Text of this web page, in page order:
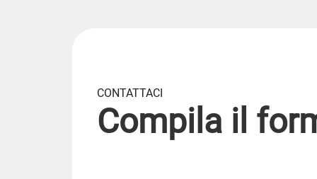
CONTATTACI
Compila il